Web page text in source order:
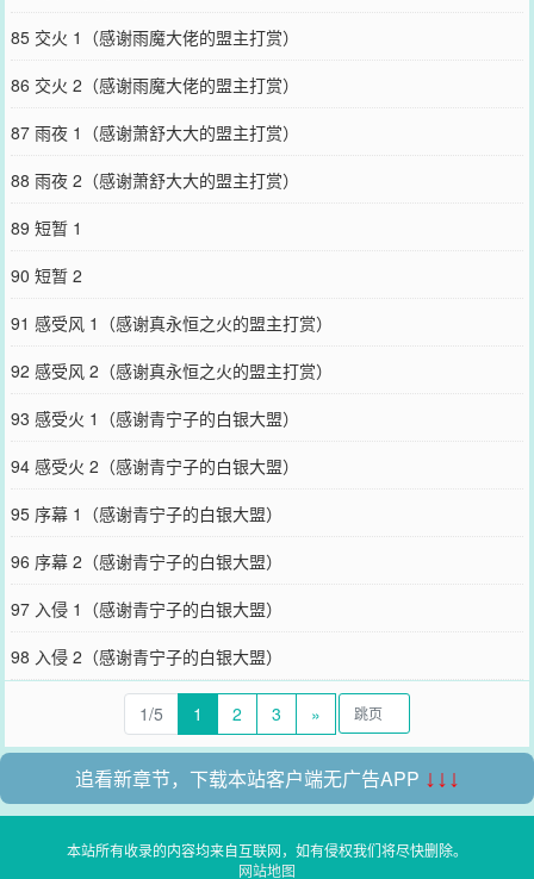
85 交火 1（感谢雨魔大佬的盟主打赏）
86 交火 2（感谢雨魔大佬的盟主打赏）
87 雨夜 1（感谢萧舒大大的盟主打赏）
88 雨夜 2（感谢萧舒大大的盟主打赏）
89 短暂 1
90 短暂 2
91 感受风 1（感谢真永恒之火的盟主打赏）
92 感受风 2（感谢真永恒之火的盟主打赏）
93 感受火 1（感谢青宁子的白银大盟）
94 感受火 2（感谢青宁子的白银大盟）
95 序幕 1（感谢青宁子的白银大盟）
96 序幕 2（感谢青宁子的白银大盟）
97 入侵 1（感谢青宁子的白银大盟）
98 入侵 2（感谢青宁子的白银大盟）
1/5 1 2 3 »
追看新章节，下载本站客户端无广告APP ↓↓↓
本站所有收录的内容均来自互联网，如有侵权我们将尽快删除。
网站地图